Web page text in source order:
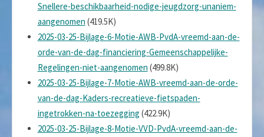
Snellere-beschikbaarheid-nodige-jeugdzorg-unaniem-
aangenomen (419.5K)
2025-03-25-Bijlage-6-Motie-AWB-PvdA-vreemd-aan-de-
orde-van-de-dag-financiering-Gemeenschappelijke-
Regelingen-niet-aangenomen (499.8K)
2025-03-25-Bijlage-7-Motie-AWB-vreemd-aan-de-orde-
van-de-dag-Kaders-recreatieve-fietspaden-
ingetrokken-na-toezegging (422.9K)
2025-03-25-Bijlage-8-Motie-VVD-PvdA-vreemd-aan-de-